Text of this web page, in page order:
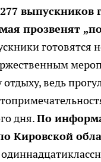
выпускников
прозвенят
готовятся
ведь
дня.По
Кировской